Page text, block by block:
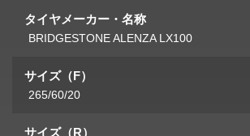
タイヤメーカー・名称
BRIDGESTONE ALENZA LX100
サイズ（F）
265/60/20
サイズ（R）